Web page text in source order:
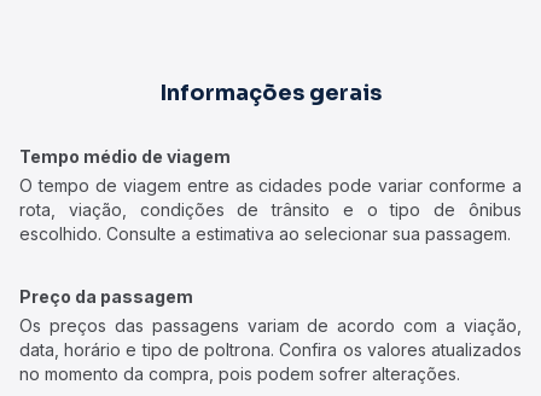
Informações gerais
Tempo médio de viagem
O tempo de viagem entre as cidades pode variar conforme a
rota, viação, condições de trânsito e o tipo de ônibus
escolhido. Consulte a estimativa ao selecionar sua passagem.
Preço da passagem
Os preços das passagens variam de acordo com a viação,
data, horário e tipo de poltrona. Confira os valores atualizados
no momento da compra, pois podem sofrer alterações.